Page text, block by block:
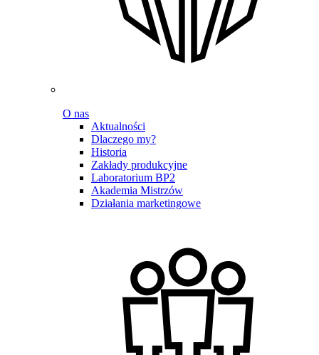
O nas
Aktualności
Dlaczego my?
Historia
Zakłady produkcyjne
Laboratorium BP2
Akademia Mistrzów
Działania marketingowe